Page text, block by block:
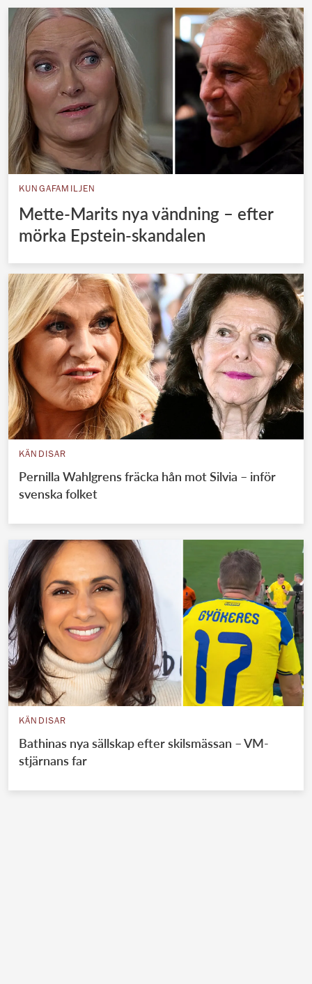
KUNGAFAMILJEN
Mette-Marits nya vändning – efter
mörka Epstein-skandalen
KÄNDISAR
Pernilla Wahlgrens fräcka hån mot Silvia – inför
svenska folket
KÄNDISAR
Bathinas nya sällskap efter skilsmässan – VM-
stjärnans far